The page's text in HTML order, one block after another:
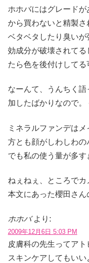
ホホバにはグレード
から買わないと精製さ
ベタベタしたり臭い
効成分が破壊されて
たら色を後付けしてる
なーんて、うんちく
加したばかりなので。
ミネラルファンデは
方とも顔がしわしわの
でも私の使う量が多す
ねぇねぇ、ところでカ
本文にあった櫻田さん
ホホバ より:
2009年12月6日 5:03 PM
皮膚科の先生ってア
スキンケアしてもい